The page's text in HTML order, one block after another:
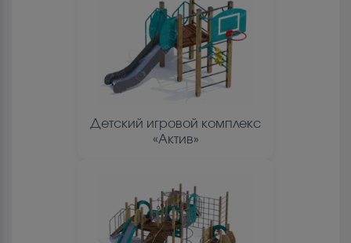
Детский игровой комплекс
«Актив»